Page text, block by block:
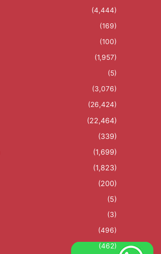
(4,444)
(169)
(100)
(1,957)
(5)
(3,076)
(26,424)
(22,464)
(339)
(1,699)
(1,823)
(200)
(5)
(3)
(496)
(462)